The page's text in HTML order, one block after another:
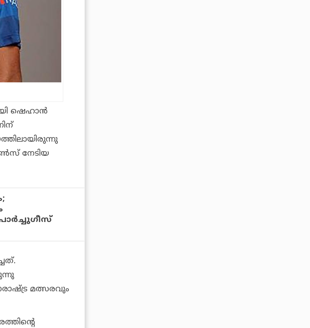
ഷെഹാന്‍
നേടിയ
മത്സരവും